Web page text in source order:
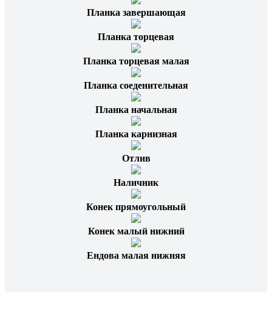
Планка завершающая
Планка торцевая
Планка торцевая малая
Планка соеденительная
Планка начальная
Планка карнизная
Отлив
Наличник
Конек прямоугольный
Конек малый нижний
Ендова малая нижняя